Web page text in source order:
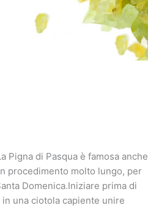
Pigna di Pasqua è famosa anche
procedimento molto lungo, per
Domenica.Iniziare prima di
una ciotola capiente unire